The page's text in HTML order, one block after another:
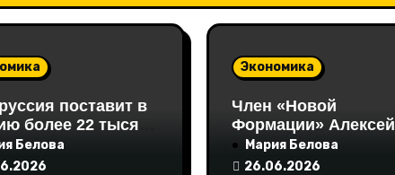
поставит в
более 22 тысяч
Белова
Экономика
Член «Новой
Формации» Алексей
Хижняк выступил на
Неделе российского
Мария Белова
26.06.2026